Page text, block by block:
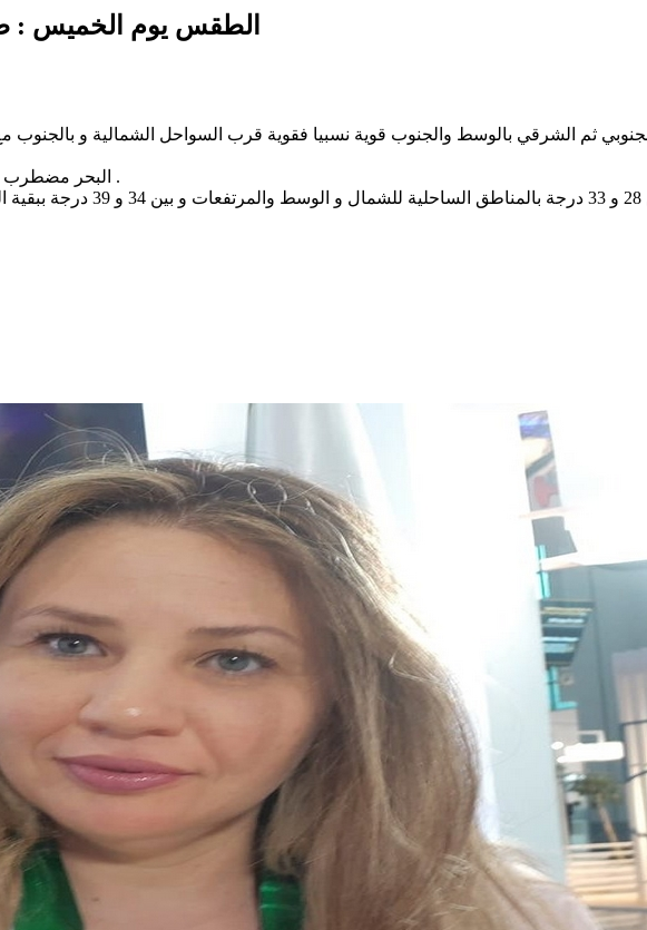
الطقس يوم الخميس :
ثم الشرقي بالوسط والجنوب قوية نسبيا فقوية قرب السواحل الشمالية و بالجنوب
البحر مضطرب إلى شديد الاضطراب بالشمال وقليل الاضطراب ببقية السواحل .